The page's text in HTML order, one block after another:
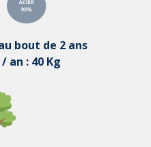
bout de 2 ans
an : 40 Kg